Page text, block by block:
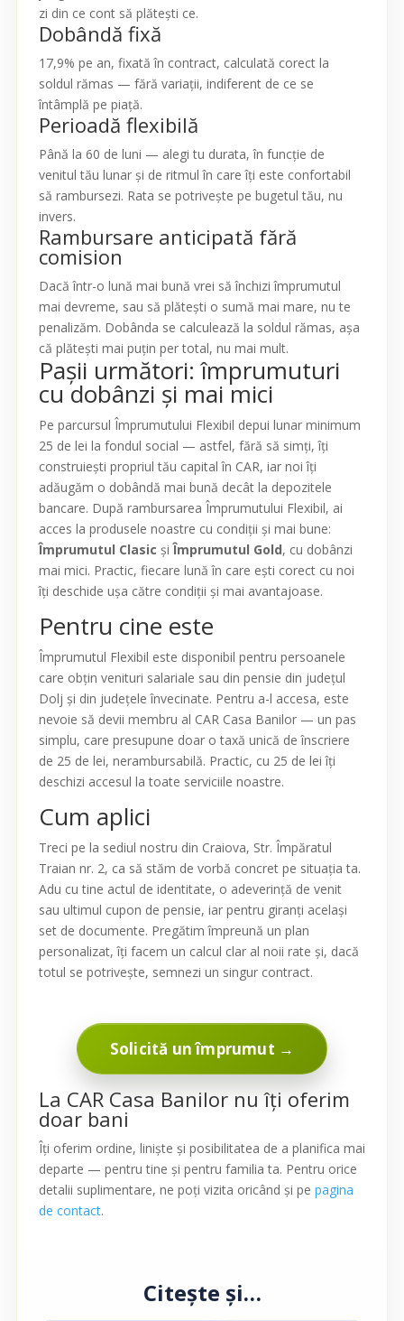
zi din ce cont să plătești ce.
Dobândă fixă
17,9% pe an, fixată în contract, calculată corect la
soldul rămas — fără variații, indiferent de ce se
întâmplă pe piață.
Perioadă flexibilă
Până la 60 de luni — alegi tu durata, în funcție de
venitul tău lunar și de ritmul în care îți este confortabil
să rambursezi. Rata se potrivește pe bugetul tău, nu
invers.
Rambursare anticipată fără
comision
Dacă într-o lună mai bună vrei să închizi împrumutul
mai devreme, sau să plătești o sumă mai mare, nu te
penalizăm. Dobânda se calculează la soldul rămas, așa
că plătești mai puțin per total, nu mai mult.
Pașii următori: împrumuturi
cu dobânzi și mai mici
Pe parcursul Împrumutului Flexibil depui lunar minimum
25 de lei la fondul social — astfel, fără să simți, îți
construiești propriul tău capital în CAR, iar noi îți
adăugăm o dobândă mai bună decât la depozitele
bancare. După rambursarea Împrumutului Flexibil, ai
acces la produsele noastre cu condiții și mai bune:
Împrumutul Clasic șiÎmprumutul Gold, cu dobânzi
mai mici. Practic, fiecare lună în care ești corect cu noi
îți deschide ușa către condiții și mai avantajoase.
Pentru cine este
Împrumutul Flexibil este disponibil pentru persoanele
care obțin venituri salariale sau din pensie din județul
Dolj și din județele învecinate. Pentru a-l accesa, este
nevoie să devii membru al CAR Casa Banilor — un pas
simplu, care presupune doar o taxă unică de înscriere
de 25 de lei, nerambursabilă. Practic, cu 25 de lei îți
deschizi accesul la toate serviciile noastre.
Cum aplici
Treci pe la sediul nostru din Craiova, Str. Împăratul
Traian nr. 2, ca să stăm de vorbă concret pe situația ta.
Adu cu tine actul de identitate, o adeverință de venit
sau ultimul cupon de pensie, iar pentru giranți același
set de documente. Pregătim împreună un plan
personalizat, îți facem un calcul clar al noii rate și, dacă
totul se potrivește, semnezi un singur contract.
Solicită un împrumut →
La CAR Casa Banilor nu îți oferim
doar bani
Îți oferim ordine, liniște și posibilitatea de a planifica mai
departe — pentru tine și pentru familia ta. Pentru orice
detalii suplimentare, ne poți vizita oricând și pe pagina
de contact.
Citește și…